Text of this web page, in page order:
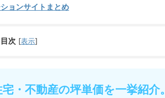
ョンサイトまとめ
目次 [表示]
・不動産の坪単価を一挙紹介。